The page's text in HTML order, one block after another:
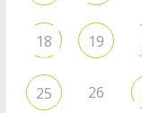
18 19
25 26